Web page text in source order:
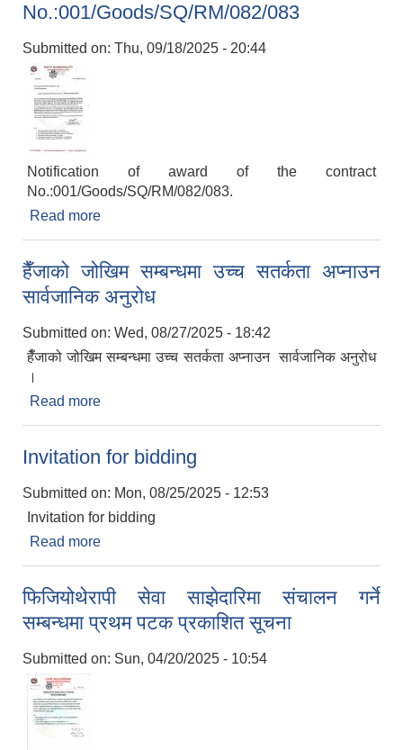
No.:001/Goods/SQ/RM/082/083
Submitted on: Thu, 09/18/2025 - 20:44
Notification of award of the contract
No.:001/Goods/SQ/RM/082/083.
Read more
हैँजाको जोखिम सम्बन्धमा उच्च सतर्कता अप्नाउन
सार्वजानिक अनुरोध
Submitted on: Wed, 08/27/2025 - 18:42
हैँजाको जोखिम सम्बन्धमा उच्च सतर्कता अप्नाउन सार्वजानिक अनुरोध
।
Read more
Invitation for bidding
Submitted on: Mon, 08/25/2025 - 12:53
Invitation for bidding
Read more
फिजियोथेरापी सेवा साझेदारिमा संचालन गर्ने
सम्बन्धमा प्रथम पटक प्रकाशित सूचना
Submitted on: Sun, 04/20/2025 - 10:54